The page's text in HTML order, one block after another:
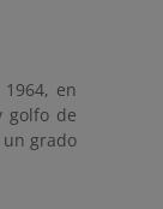
en
golfo de
grado